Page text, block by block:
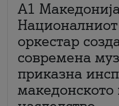
А1
оркестар
современа
приказна
македонското